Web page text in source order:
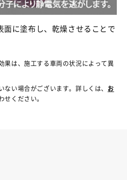
面に塗布し、乾燥させることで
果は、施工する車両の状況によって異
ない場合がございます。詳しくは、 お
せください。